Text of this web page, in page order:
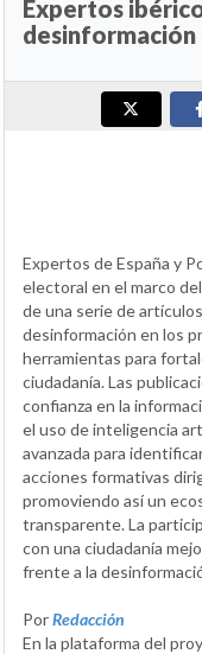
Expertos
Expertos de España y
electoral en el marco
de una serie de
desinformación en los
herramientas para
ciudadanía. Las
confianza en la
el uso de inteligencia
avanzada para
acciones formativas
promoviendo así un
transparente. La
con una ciudadanía
frente a la
PorRedacción
En la plataforma del